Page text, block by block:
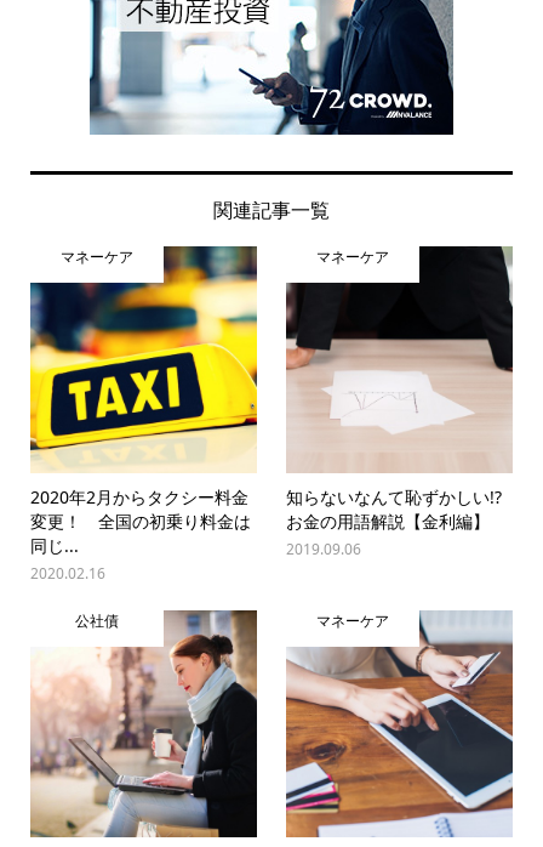
関連記事一覧
マネーケア
2020年2月からタクシー料金
変更！ 全国の初乗り料金は
同じ...
2020.02.16
マネーケア
知らないなんて恥ずかしい!?
お金の用語解説【金利編】
2019.09.06
公社債 マネーケア